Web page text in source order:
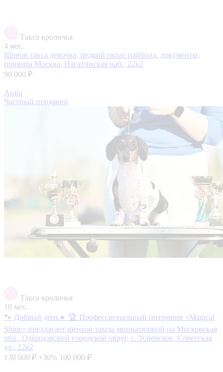
Такса кроличья
4 мес.
Щенок такса девочка, редкий окрас пайболд, документы,
привита Москва, Нагатинская наб., 22к2
90 000 ₽
Анна
Частный продавец
Такса кроличья
10 мес.
🐾 Добрый день☀️ 🏆 Профессиональный питомник «Magical
Shine» предлагает щенков таксы миниатюрной па Московская
обл., Одинцовский городской округ, с. Успенское, Советская
ул., 22к2
130 000 ₽ +30% 100 000 ₽